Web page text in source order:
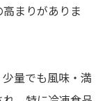
まりがありま
量でも風味・満